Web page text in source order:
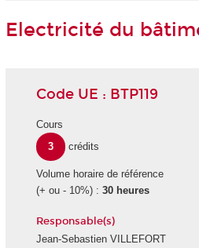
Electricité du
Code UE : BTP119
Cours
3
crédits
Volume horaire de référence
(+ ou - 10%) : 30 heures
Responsable(s)
Jean-Sebastien VILLEFORT